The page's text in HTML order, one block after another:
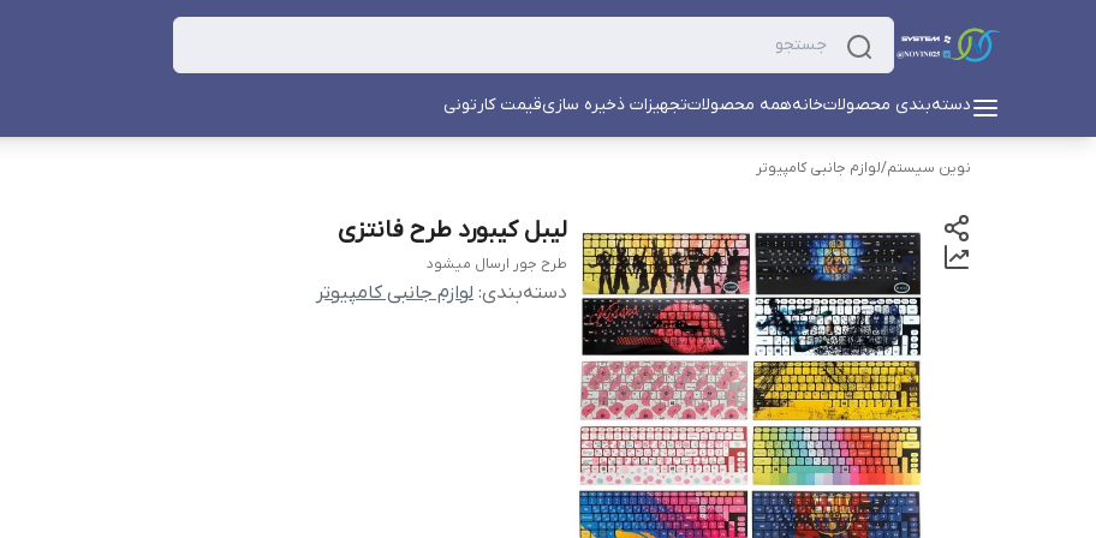
دسته‌بندی محصولاتخانههمه محصولاتتجهیزات ذخیره سازیقیمت کارتونی
نوین سیستم/لوازم جانبی کامپیوتر
لیبل کیبورد طرح فانتزی
طرح جور ارسال میشود
دسته‌بندی: لوازم جانبی کامپیوتر